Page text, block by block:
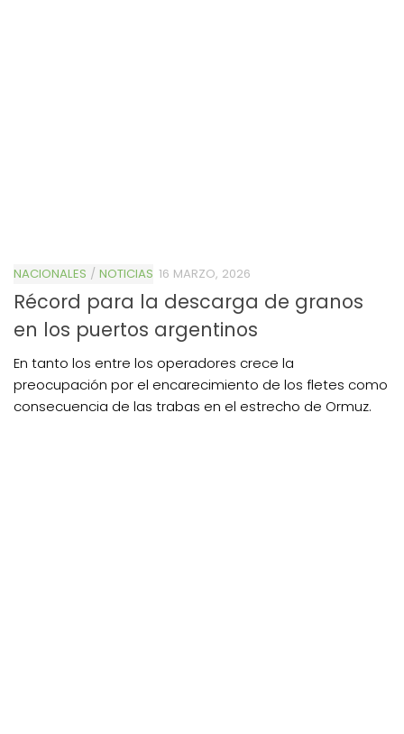
NACIONALES / NOTICIAS 16 MARZO, 2026
Récord para la descarga de granos
en los puertos argentinos
En tanto los entre los operadores crece la
preocupación por el encarecimiento de los fletes como
consecuencia de las trabas en el estrecho de Ormuz.